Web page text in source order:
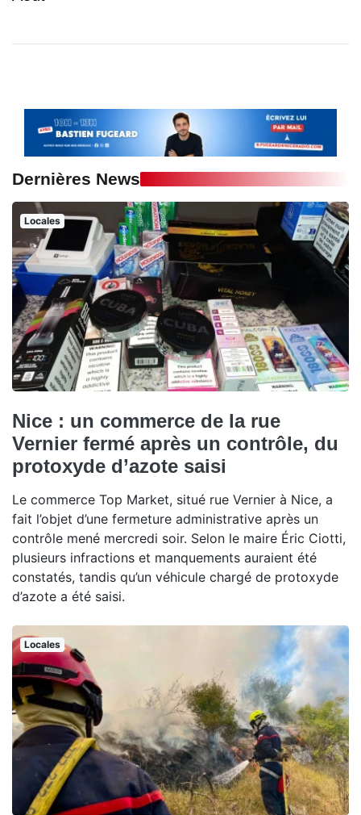
Dernières News
Locales
Nice : un commerce de la rue
Vernier fermé après un contrôle, du
protoxyde d’azote saisi
Le commerce Top Market, situé rue Vernier à Nice, a
fait l’objet d’une fermeture administrative après un
contrôle mené mercredi soir. Selon le maire Éric Ciotti,
plusieurs infractions et manquements auraient été
constatés, tandis qu’un véhicule chargé de protoxyde
d’azote a été saisi.
Locales